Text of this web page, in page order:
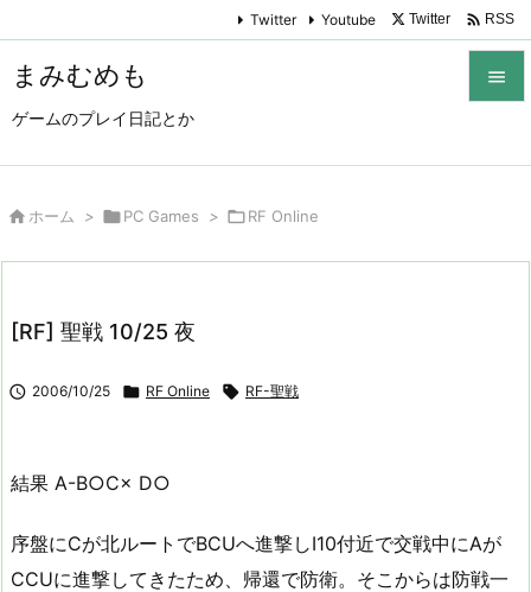
まみむめも
ゲームのプレイ日記とか

Twitter Youtube Twitter  RSS
 ホーム > PC Games > RF Online
[RF] 聖戦 10/25 夜
 2006/10/25  RF Online  RF-聖戦
結果 A-B○C× D○
序盤にCが北ルートでBCUへ進撃しI10付近で交戦中にAが
CCUに進撃してきたため、帰還で防衛。そこからは防戦一